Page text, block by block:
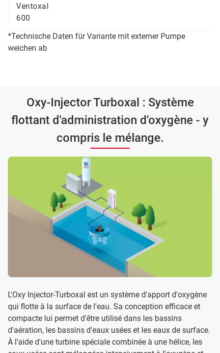
Ventoxal
600
*Technische Daten für Variante mit externer Pumpe
weichen ab
Oxy-Injector Turboxal : Système
flottant d'administration d'oxygène - y
compris le mélange.
L'Oxy Injector-Turboxal est un système d'apport d'oxygène
qui flotte à la surface de l'eau. Sa conception efficace et
compacte lui permet d'être utilisé dans les bassins
d'aération, les bassins d'eaux usées et les eaux de surface.
À l'aide d'une turbine spéciale combinée à une hélice, les